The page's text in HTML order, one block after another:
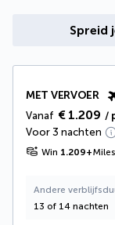
Spreid
MET VERVOER
Vanaf € 1.209 /
Voor 3 nachten
Win 1.209+Miles
Andere
13 of 14 nachten